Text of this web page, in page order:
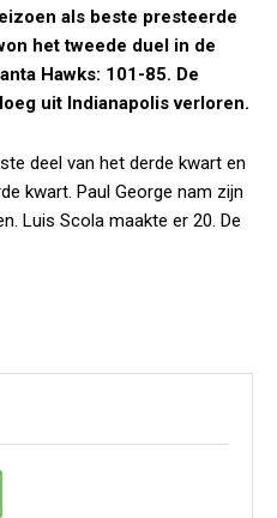
als beste presteerde
het tweede duel in de
Hawks: 101-85. De
uit Indianapolis verloren.
deel van het derde kwart en
kwart. Paul George nam zijn
Luis Scola maakte er 20. De